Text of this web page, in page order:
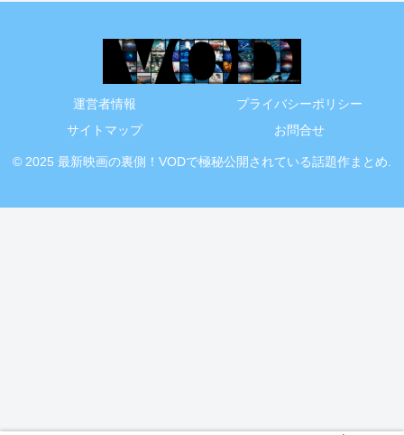
運営者情報
プライバシーポリシー
サイトマップ
お問合せ
© 2025 最新映画の裏側！VODで極秘公開されている話題作まとめ.